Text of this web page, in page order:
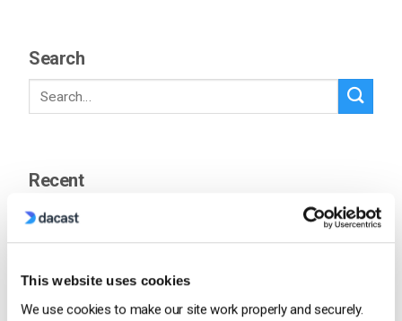
This website uses cookies
We use cookies to make our site work properly and securely.
Search
Recent
iPhone d’Apple en 6 étapes faciles